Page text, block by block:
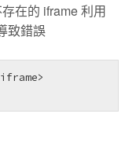
在的 iframe 利用
致錯誤